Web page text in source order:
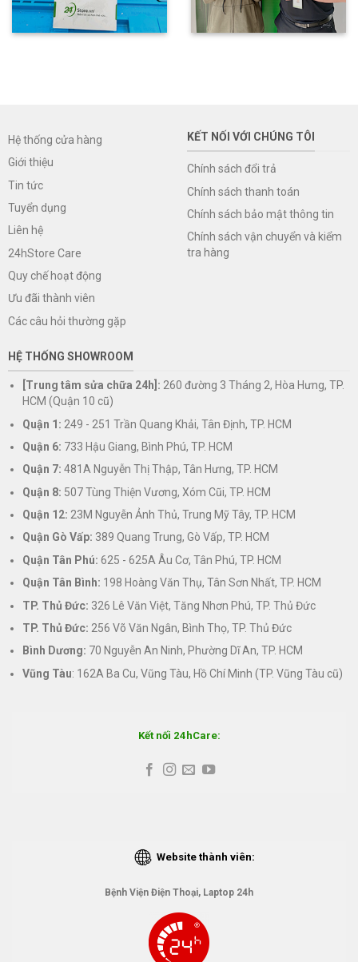
Hệ thống cửa hàng
Giới thiệu
Tin tức
Tuyển dụng
Liên hệ
24hStore Care
Quy chế hoạt động
Ưu đãi thành viên
Các câu hỏi thường gặp
KẾT NỐI VỚI CHÚNG TÔI
Chính sách đổi trả
Chính sách thanh toán
Chính sách bảo mật thông tin
Chính sách vận chuyển và kiểm
tra hàng
HỆ THỐNG SHOWROOM
[Trung tâm sửa chữa 24h]: 260 đường 3 Tháng 2, Hòa Hưng, TP.
HCM (Quận 10 cũ)
Quận 1: 249 - 251 Trần Quang Khải, Tân Định, TP. HCM
Quận 6: 733 Hậu Giang, Bình Phú, TP. HCM
Quận 7: 481A Nguyễn Thị Thập, Tân Hưng, TP. HCM
Quận 8: 507 Tùng Thiện Vương, Xóm Cũi, TP. HCM
Quận 12: 23M Nguyễn Ảnh Thủ, Trung Mỹ Tây, TP. HCM
Quận Gò Vấp: 389 Quang Trung, Gò Vấp, TP. HCM
Quận Tân Phú: 625 - 625A Âu Cơ, Tân Phú, TP. HCM
Quận Tân Bình: 198 Hoàng Văn Thụ, Tân Sơn Nhất, TP. HCM
TP. Thủ Đức: 326 Lê Văn Việt, Tăng Nhơn Phú, TP. Thủ Đức
TP. Thủ Đức: 256 Võ Văn Ngân, Bình Thọ, TP. Thủ Đức
Bình Dương: 70 Nguyễn An Ninh, Phường Dĩ An, TP. HCM
Vũng Tàu: 162A Ba Cu, Vũng Tàu, Hồ Chí Minh (TP. Vũng Tàu cũ)
Kết nối 24hCare:
Website thành viên:
Bệnh Viện Điện Thoại, Laptop 24h